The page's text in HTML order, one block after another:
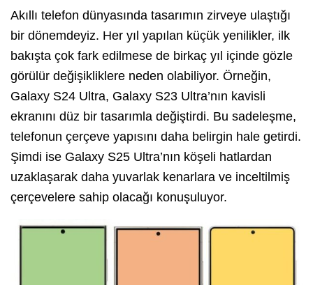
Akıllı telefon dünyasında tasarımın zirveye ulaştığı
bir dönemdeyiz. Her yıl yapılan küçük yenilikler, ilk
bakışta çok fark edilmese de birkaç yıl içinde gözle
görülür değişikliklere neden olabiliyor. Örneğin,
Galaxy S24 Ultra, Galaxy S23 Ultra’nın kavisli
ekranını düz bir tasarımla değiştirdi. Bu sadeleşme,
telefonun çerçeve yapısını daha belirgin hale getirdi.
Şimdi ise Galaxy S25 Ultra’nın köşeli hatlardan
uzaklaşarak daha yuvarlak kenarlara ve inceltilmiş
çerçevelere sahip olacağı konuşuluyor.